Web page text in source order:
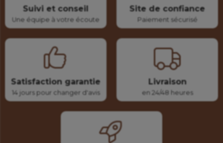
Suivi et conseil
Une équipe à votre écoute
Site de confiance
Paiement sécurisé
Satisfaction garantie
14 jours pour changer d'avis
Livraison
en 24/48 heures